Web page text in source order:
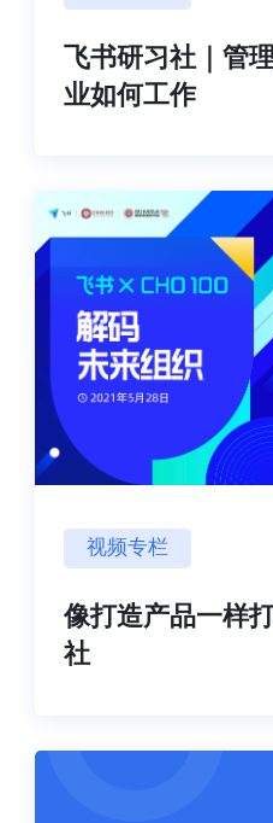
飞书研习社｜管
业如何工作
视频专栏
像打造产品一样
社